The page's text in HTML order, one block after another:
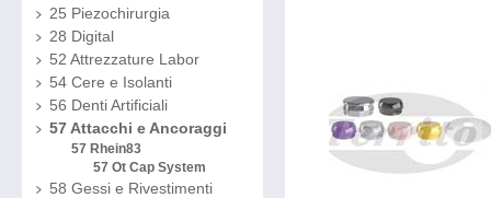
25 Piezochirurgia
28 Digital
52 Attrezzature Labor
54 Cere e Isolanti
56 Denti Artificiali
57 Attacchi e Ancoraggi
57 Rhein83
57 Ot Cap System
58 Gessi e Rivestimenti